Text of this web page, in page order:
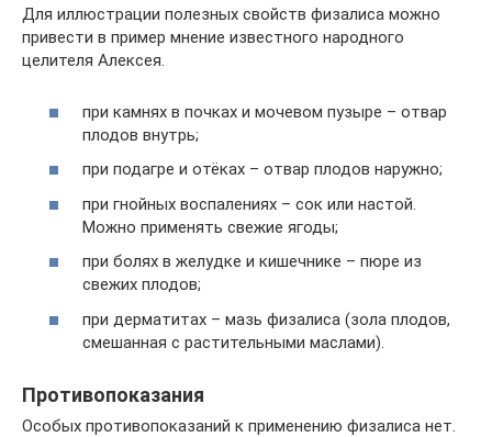
Для иллюстрации полезных свойств физалиса можно
привести в пример мнение известного народного
целителя Алексея.
при камнях в почках и мочевом пузыре – отвар
плодов внутрь;
при подагре и отёках – отвар плодов наружно;
при гнойных воспалениях – сок или настой.
Можно применять свежие ягоды;
при болях в желудке и кишечнике – пюре из
свежих плодов;
при дерматитах – мазь физалиса (зола плодов,
смешанная с растительными маслами).
Противопоказания
Особых противопоказаний к применению физалиса нет.